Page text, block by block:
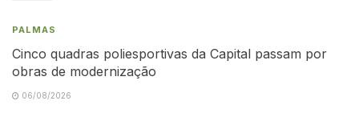
PALMAS
Cinco quadras poliesportivas da Capital passam por
obras de modernização
06/08/2026